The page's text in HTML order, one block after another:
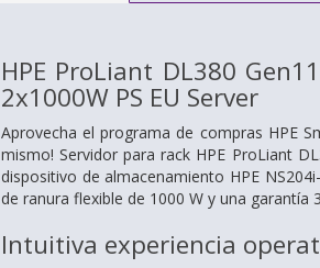
HPE ProLiant DL380
2x1000W PS EU Server
Aprovecha el programa de compras HPE
mismo! Servidor para rack HPE ProLiant
dispositivo de almacenamiento HPE
de ranura flexible de 1000 W y una garantía
Intuitiva experiencia